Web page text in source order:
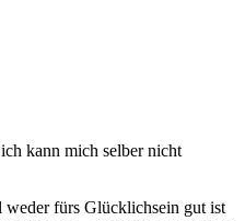
kann mich selber nicht
weder fürs Glücklichsein gut ist